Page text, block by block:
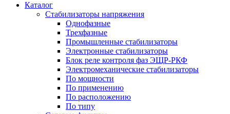
Каталог
Стабилизаторы напряжения
Однофазные
Трехфазные
Промышленные стабилизаторы
Электронные стабилизаторы
Блок реле контроля фаз ЭЩР-РКФ
Электромеханические стабилизаторы
По мощности
По применению
По расположению
По типу